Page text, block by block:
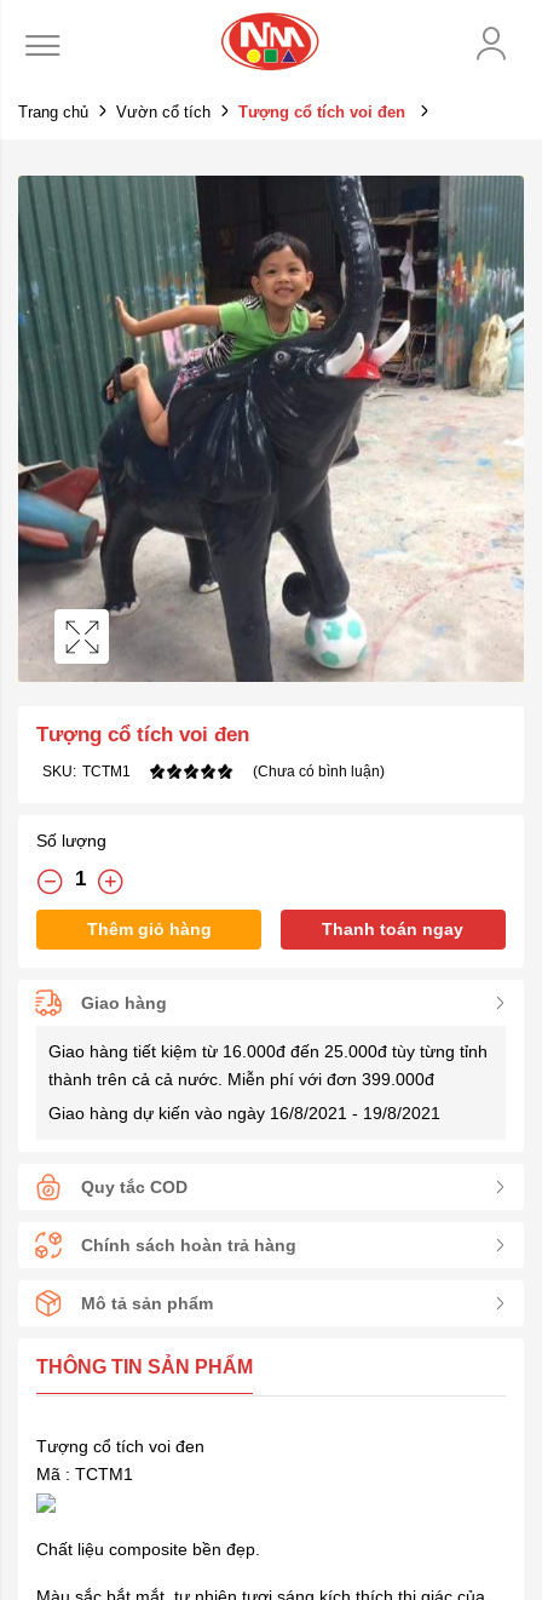
Trang chủ Vườn cổ tích Tượng cổ tích voi đen
Tượng cổ tích voi đen
SKU: TCTM1 (Chưa có bình luận)
Số lượng
Thêm giỏ hàng Thanh toán ngay
Giao hàng
Giao hàng tiết kiệm từ 16.000đ đến 25.000đ tùy từng tỉnh
thành trên cả cả nước. Miễn phí với đơn 399.000đ
Giao hàng dự kiến vào ngày 16/8/2021 - 19/8/2021
Quy tắc COD
Chính sách hoàn trả hàng
Mô tả sản phẩm
THÔNG TIN SẢN PHẨM
Tượng cổ tích voi đen
Mã : TCTM1
Chất liệu composite bền đẹp.